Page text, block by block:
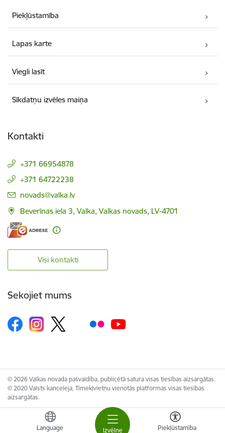
Izvēlne
Language Piekļūstamība
Piekļūstamība
Lapas karte
Viegli lasīt
Sīkdatņu izvēles maiņa
Kontakti
+371 66954878
+371 64722238
E-pasts:
novads@valka.lv
Beverīnas iela 3, Valka, Valkas novads, LV-4701
Visi kontakti
Sekojiet mums
© 2026 Valkas novada pašvaldība, publicētā satura visas tiesības aizsargātas.
© 2020 Valsts kanceleja, Tīmekļvietņu vienotās platformas visas tiesības
aizsargātas.